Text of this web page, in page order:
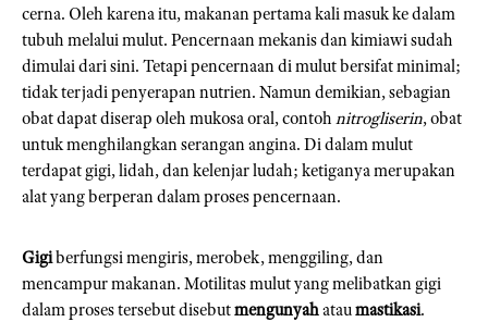
cerna. Oleh karena itu, makanan pertama kali masuk ke dalam
tubuh melalui mulut. Pencernaan mekanis dan kimiawi sudah
dimulai dari sini. Tetapi pencernaan di mulut bersifat minimal;
tidak terjadi penyerapan nutrien. Namun demikian, sebagian
obat dapat diserap oleh mukosa oral, contoh nitrogliserin, obat
untuk menghilangkan serangan angina. Di dalam mulut
terdapat gigi, lidah, dan kelenjar ludah; ketiganya merupakan
alat yang berperan dalam proses pencernaan.
Gigiberfungsi mengiris, merobek, menggiling, dan
mencampur makanan. Motilitas mulut yang melibatkan gigi
dalam proses tersebut disebutmengunyahataumastikasi.